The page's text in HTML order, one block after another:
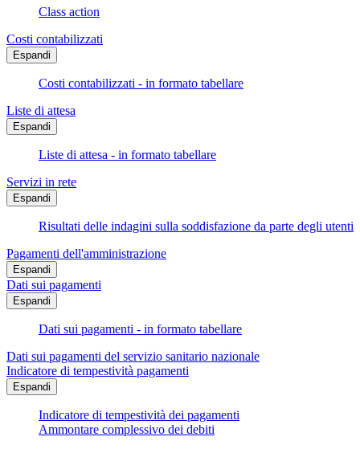
Class action
Costi contabilizzati
Espandi
Costi contabilizzati - in formato tabellare
Liste di attesa
Espandi
Liste di attesa - in formato tabellare
Servizi in rete
Espandi
Risultati delle indagini sulla soddisfazione da parte degli utenti
Pagamenti dell'amministrazione
Espandi
Dati sui pagamenti
Espandi
Dati sui pagamenti - in formato tabellare
Dati sui pagamenti del servizio sanitario nazionale
Indicatore di tempestività pagamenti
Espandi
Indicatore di tempestività dei pagamenti
Ammontare complessivo dei debiti